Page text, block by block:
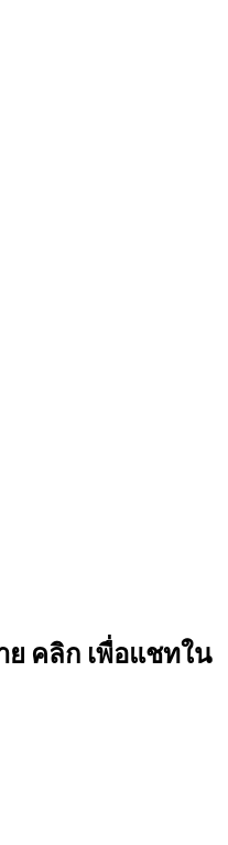
ย คลิก เพื่อแชทใน